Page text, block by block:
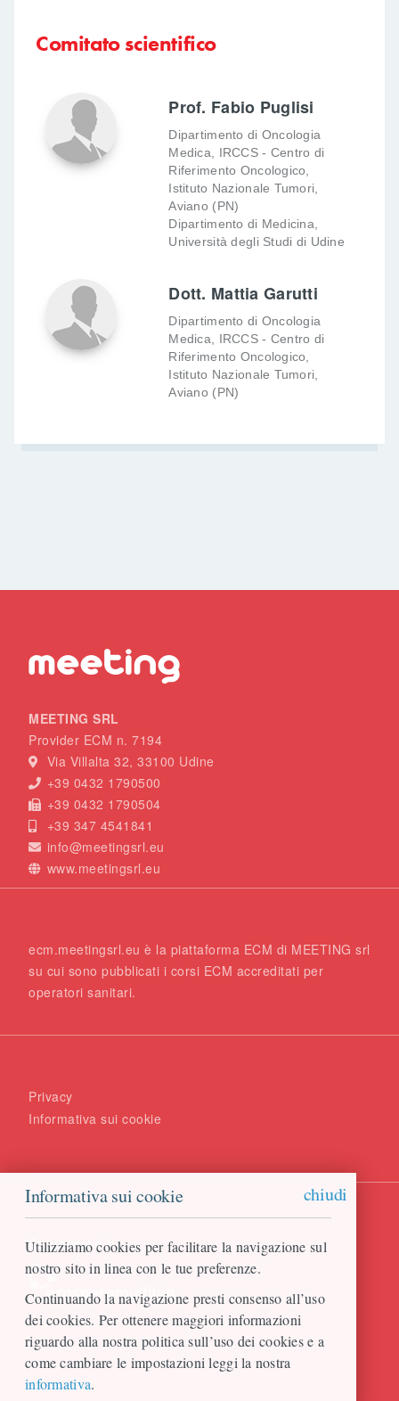
Informativa sui cookie chiudi
Utilizziamo cookies per facilitare la navigazione sul
nostro sito in linea con le tue preferenze.
Continuando la navigazione presti consenso all’uso
dei cookies. Per ottenere maggiori informazioni
riguardo alla nostra politica sull’uso dei cookies e a
come cambiare le impostazioni leggi la nostra
informativa.
Comitato scientifico
Prof. Fabio Puglisi
Dipartimento di Oncologia
Medica, IRCCS - Centro di
Riferimento Oncologico,
Istituto Nazionale Tumori,
Aviano (PN)
Dipartimento di Medicina,
Università degli Studi di Udine
Dott. Mattia Garutti
Dipartimento di Oncologia
Medica, IRCCS - Centro di
Riferimento Oncologico,
Istituto Nazionale Tumori,
Aviano (PN)
MEETING SRL
Provider ECM n. 7194
Via Villalta 32, 33100 Udine
+39 0432 1790500
+39 0432 1790504
+39 347 4541841
info@meetingsrl.eu
www.meetingsrl.eu
ecm.meetingsrl.eu è la piattaforma ECM di MEETING srl
su cui sono pubblicati i corsi ECM accreditati per
operatori sanitari.
Privacy
Informativa sui cookie
Engineered by